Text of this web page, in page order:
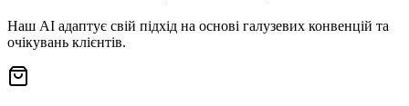
Наш AI адаптує свій підхід на основі галузевих конвенцій та
очікувань клієнтів.